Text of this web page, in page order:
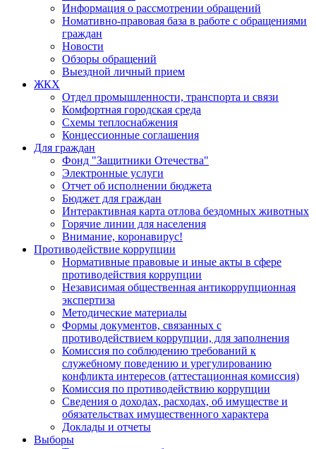
Информация о рассмотрении обращений
Номативно-правовая база в работе с обращениями
граждан
Новости
Обзоры обращений
Выездной личный прием
ЖКХ
Отдел промышленности, транспорта и связи
Комфортная городская среда
Схемы теплоснабжения
Концессионные соглашения
Для граждан
Фонд "Защитники Отечества"
Электронные услуги
Отчет об исполнении бюджета
Бюджет для граждан
Интерактивная карта отлова бездомных животных
Горячие линии для населения
Внимание, коронавирус!
Противодействие коррупции
Нормативные правовые и иные акты в сфере
противодействия коррупции
Независимая общественная антикоррупционная
экспертиза
Методические материалы
Формы документов, связанных с
противодействием коррупции, для заполнения
Комиссия по соблюдению требований к
служебному поведению и урегулированию
конфликта интересов (аттестационная комиссия)
Комиссия по противодействию коррупции
Сведения о доходах, расходах, об имуществе и
обязательствах имущественного характера
Доклады и отчеты
Выборы